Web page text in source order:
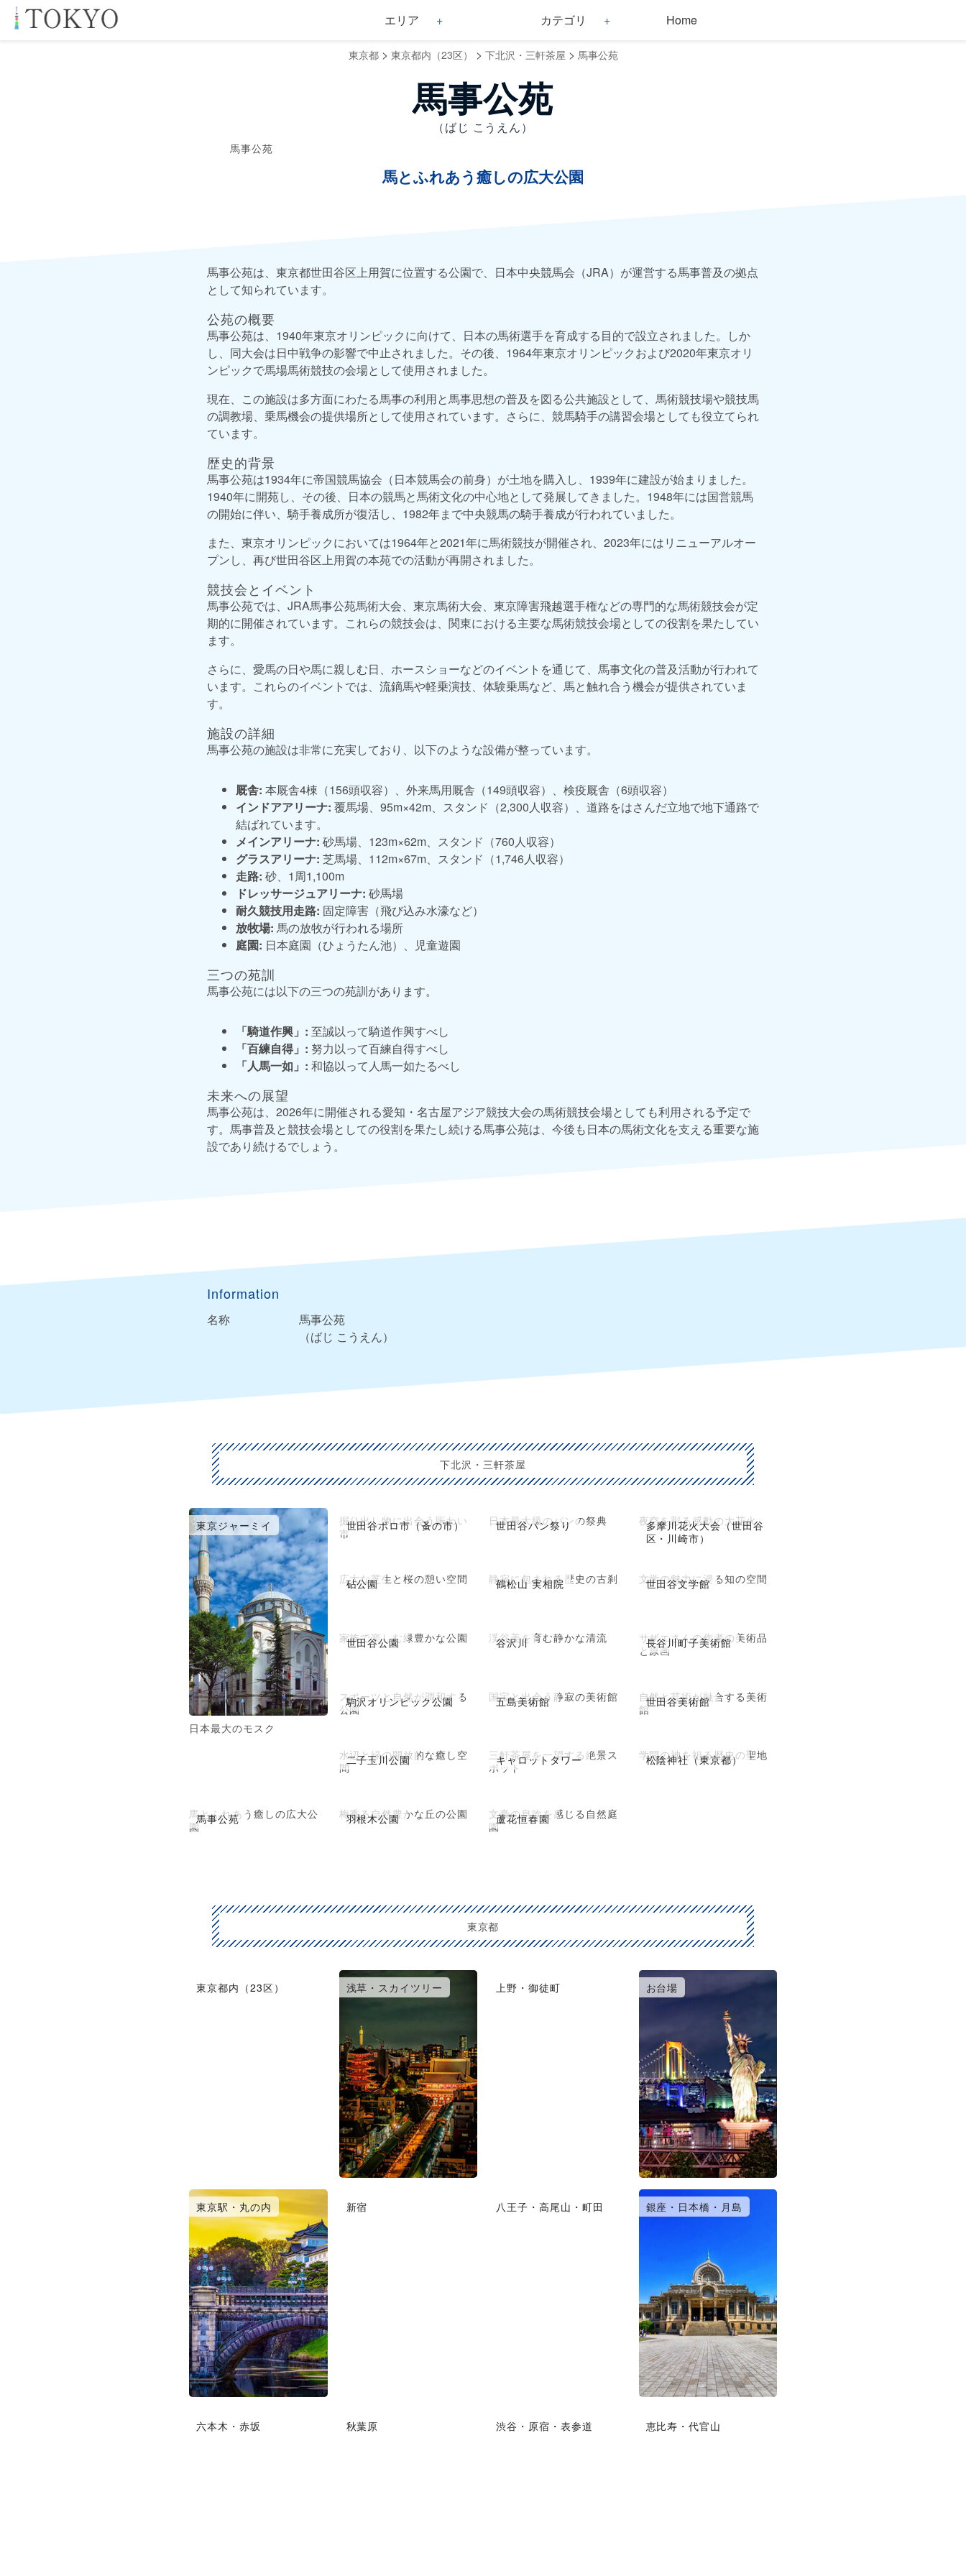
エリア カテゴリ Home
東京都> 東京都内（23区） > 下北沢・三軒茶屋 > 馬事公苑
馬事公苑
（ばじ こうえん）
馬事公苑
馬とふれあう癒しの広大公園
馬事公苑は、東京都世田谷区上用賀に位置する公園で、日本中央競馬会（JRA）が運営する馬事普及の拠点
として知られています。
公苑の概要
馬事公苑は、1940年東京オリンピックに向けて、日本の馬術選手を育成する目的で設立されました。しか
し、同大会は日中戦争の影響で中止されました。その後、1964年東京オリンピックおよび2020年東京オリ
ンピックで馬場馬術競技の会場として使用されました。
現在、この施設は多方面にわたる馬事の利用と馬事思想の普及を図る公共施設として、馬術競技場や競技馬
の調教場、乗馬機会の提供場所として使用されています。さらに、競馬騎手の講習会場としても役立てられ
ています。
歴史的背景
馬事公苑は1934年に帝国競馬協会（日本競馬会の前身）が土地を購入し、1939年に建設が始まりました。
1940年に開苑し、その後、日本の競馬と馬術文化の中心地として発展してきました。1948年には国営競馬
の開始に伴い、騎手養成所が復活し、1982年まで中央競馬の騎手養成が行われていました。
また、東京オリンピックにおいては1964年と2021年に馬術競技が開催され、2023年にはリニューアルオー
プンし、再び世田谷区上用賀の本苑での活動が再開されました。
競技会とイベント
馬事公苑では、JRA馬事公苑馬術大会、東京馬術大会、東京障害飛越選手権などの専門的な馬術競技会が定
期的に開催されています。これらの競技会は、関東における主要な馬術競技会場としての役割を果たしてい
ます。
さらに、愛馬の日や馬に親しむ日、ホースショーなどのイベントを通じて、馬事文化の普及活動が行われて
います。これらのイベントでは、流鏑馬や軽乗演技、体験乗馬など、馬と触れ合う機会が提供されていま
す。
施設の詳細
馬事公苑の施設は非常に充実しており、以下のような設備が整っています。
厩舎: 本厩舎4棟（156頭収容）、外来馬用厩舎（149頭収容）、検疫厩舎（6頭収容）
インドアアリーナ: 覆馬場、95m×42m、スタンド（2,300人収容）、道路をはさんだ立地で地下通路で
結ばれています。
メインアリーナ: 砂馬場、123m×62m、スタンド（760人収容）
グラスアリーナ: 芝馬場、112m×67m、スタンド（1,746人収容）
走路: 砂、1周1,100m
ドレッサージュアリーナ: 砂馬場
耐久競技用走路: 固定障害（飛び込み水濠など）
放牧場: 馬の放牧が行われる場所
庭園: 日本庭園（ひょうたん池）、児童遊園
三つの苑訓
馬事公苑には以下の三つの苑訓があります。
「騎道作興」: 至誠以って騎道作興すべし
「百練自得」: 努力以って百練自得すべし
「人馬一如」: 和協以って人馬一如たるべし
未来への展望
馬事公苑は、2026年に開催される愛知・名古屋アジア競技大会の馬術競技会場としても利用される予定で
す。馬事普及と競技会場としての役割を果たし続ける馬事公苑は、今後も日本の馬術文化を支える重要な施
設であり続けるでしょう。
Information
名称
馬事公苑
（ばじ こうえん）
下北沢・三軒茶屋
東京ジャーミイ
日本最大のモスク
世田谷ボロ市（蚤の市）
掘り出し物に出会う賑わい
市
世田谷パン祭り
日本最大級のパンの祭典
多摩川花火大会（世田谷
区・川崎市）
夜空を彩る感動の大花火
砧公園
広大な芝生と桜の憩い空間 鶴松山 実相院
静寂に包まれる歴史の古刹 世田谷文学館
文学の魅力に浸る知の空間
世田谷公園
家族で楽しむ緑豊かな公園 谷沢川
渓谷美を育む静かな清流 長谷川町子美術館
サザエさんの作者の美術品
と原画
駒沢オリンピック公園
スポーツと自然が調和する
公園
五島美術館
国宝と出会う静寂の美術館 世田谷美術館
自然と芸術が融合する美術
館
二子玉川公園
水辺と緑の開放的な癒し空
間
キャロットタワー
三軒茶屋を一望する絶景ス
ポット
松陰神社（東京都）
学問の神を祀る歴史の聖地
馬事公苑
馬とふれあう癒しの広大公
園
羽根木公園
梅香る自然豊かな丘の公園 蘆花恒春園
文豪の息吹を感じる自然庭
園
東京都
東京都内（23区） 浅草・スカイツリー 上野・御徒町 お台場
東京駅・丸の内 新宿 八王子・高尾山・町田 銀座・日本橋・月島
六本木・赤坂 秋葉原 渋谷・原宿・表参道 恵比寿・代官山